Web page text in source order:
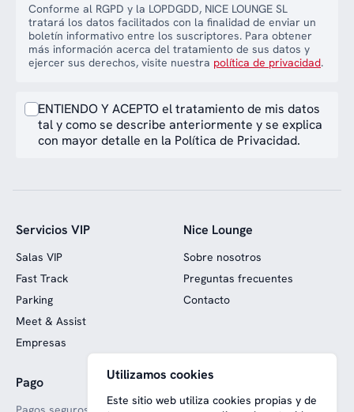
Conforme al RGPD y la LOPDGDD, NICE LOUNGE SL
tratará los datos facilitados con la finalidad de enviar un
boletín informativo entre los suscriptores. Para obtener
más información acerca del tratamiento de sus datos y
ejercer sus derechos, visite nuestra política de privacidad.
ENTIENDO Y ACEPTO el tratamiento de mis datos
tal y como se describe anteriormente y se explica
con mayor detalle en la Política de Privacidad.
Servicios VIP
Salas VIP
Fast Track
Parking
Meet & Assist
Empresas
Nice Lounge
Sobre nosotros
Preguntas frecuentes
Contacto
Pago
Web financiada con fondos
europeos
Utilizamos cookies
Este sitio web utiliza cookies propias y de